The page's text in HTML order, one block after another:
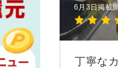
6月3日掲載
丁寧な